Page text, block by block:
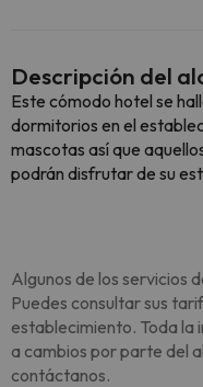
Descripción del
Este cómodo hotel se
dormitorios en el
mascotas así que
podrán disfrutar de su
Algunos de los servicios
Puedes consultar sus
establecimiento. Toda la
a cambios por parte del
contáctanos.